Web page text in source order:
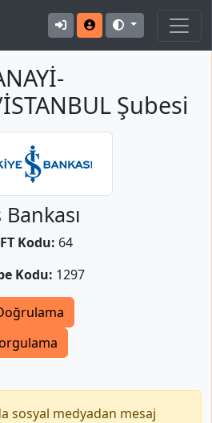
Şubesi
Bankası
Kodu: 64
Kodu: 1297
sosyal medyadan mesaj